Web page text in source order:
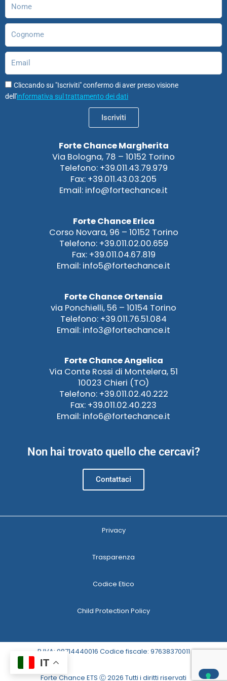
Cliccando su "Iscriviti" confermo di aver preso visione
dell'informativa sul trattamento dei dati
Iscriviti
Forte Chance Margherita
Via Bologna, 78 – 10152 Torino
Telefono: +39.011.43.79.979
Fax: +39.011.43.03.205
Email: info@fortechance.it
Forte Chance Erica
Corso Novara, 96 – 10152 Torino
Telefono: +39.011.02.00.659
Fax: +39.011.04.67.819
Email: info5@fortechance.it
Forte Chance Ortensia
via Ponchielli, 56 – 10154 Torino
Telefono: +39.011.76.51.084
Email: info3@fortechance.it
Forte Chance Angelica
Via Conte Rossi di Montelera, 51
10023 Chieri (TO)
Telefono: +39.011.02.40.222
Fax: +39.011.02.40.223
Email: info6@fortechance.it
Non hai trovato quello che cercavi?
Contattaci
Privacy
Trasparenza
Codice Etico
Child Protection Policy
P.IVA: 08714440016 Codice fiscale: 97638370011
Forte Chance ETS Ⓒ 2026 Tutti i diritti riservati
IT